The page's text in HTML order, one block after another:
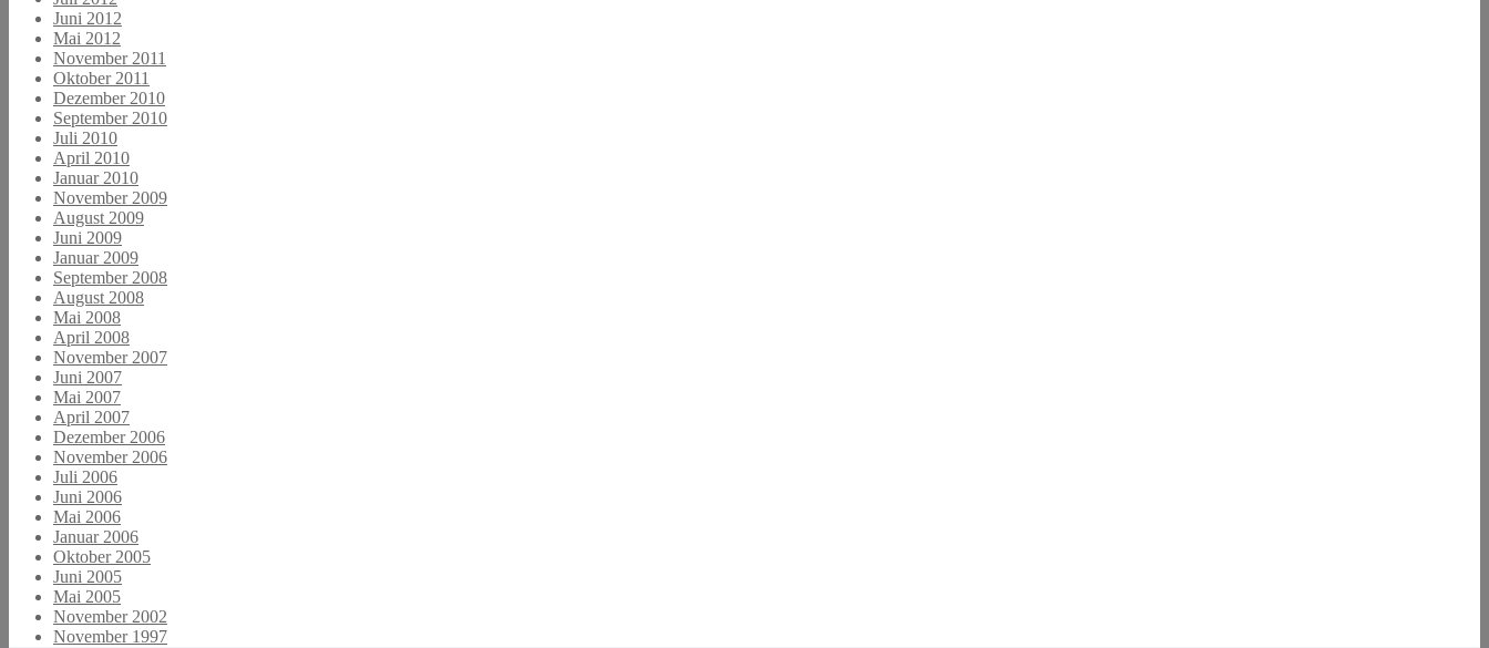
Juni 2012
Mai 2012
November 2011
Oktober 2011
Dezember 2010
September 2010
Juli 2010
April 2010
Januar 2010
November 2009
August 2009
Juni 2009
Januar 2009
September 2008
August 2008
Mai 2008
April 2008
November 2007
Juni 2007
Mai 2007
April 2007
Dezember 2006
November 2006
Juli 2006
Juni 2006
Mai 2006
Januar 2006
Oktober 2005
Juni 2005
Mai 2005
November 2002
November 1997